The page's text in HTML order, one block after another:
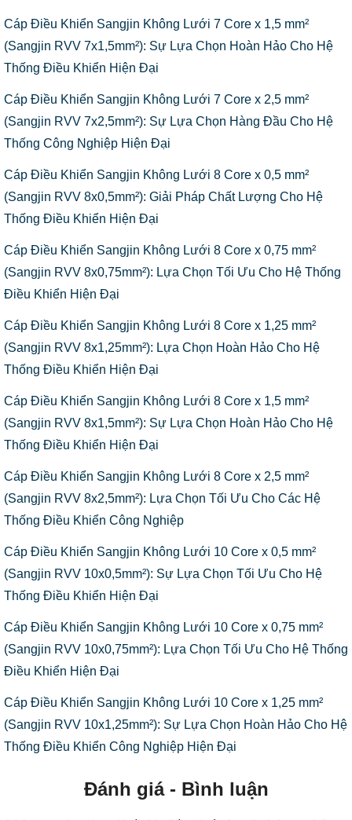
Cáp Điều Khiển Sangjin Không Lưới 7 Core x 1,5 mm²
(Sangjin RVV 7x1,5mm²): Sự Lựa Chọn Hoàn Hảo Cho Hệ
Thống Điều Khiển Hiện Đại
Cáp Điều Khiển Sangjin Không Lưới 7 Core x 2,5 mm²
(Sangjin RVV 7x2,5mm²): Sự Lựa Chọn Hàng Đầu Cho Hệ
Thống Công Nghiệp Hiện Đại
Cáp Điều Khiển Sangjin Không Lưới 8 Core x 0,5 mm²
(Sangjin RVV 8x0,5mm²): Giải Pháp Chất Lượng Cho Hệ
Thống Điều Khiển Hiện Đại
Cáp Điều Khiển Sangjin Không Lưới 8 Core x 0,75 mm²
(Sangjin RVV 8x0,75mm²): Lựa Chọn Tối Ưu Cho Hệ Thống
Điều Khiển Hiện Đại
Cáp Điều Khiển Sangjin Không Lưới 8 Core x 1,25 mm²
(Sangjin RVV 8x1,25mm²): Lựa Chọn Hoàn Hảo Cho Hệ
Thống Điều Khiển Hiện Đại
Cáp Điều Khiển Sangjin Không Lưới 8 Core x 1,5 mm²
(Sangjin RVV 8x1,5mm²): Sự Lựa Chọn Hoàn Hảo Cho Hệ
Thống Điều Khiển Hiện Đại
Cáp Điều Khiển Sangjin Không Lưới 8 Core x 2,5 mm²
(Sangjin RVV 8x2,5mm²): Lựa Chọn Tối Ưu Cho Các Hệ
Thống Điều Khiển Công Nghiệp
Cáp Điều Khiển Sangjin Không Lưới 10 Core x 0,5 mm²
(Sangjin RVV 10x0,5mm²): Sự Lựa Chọn Tối Ưu Cho Hệ
Thống Điều Khiển Hiện Đại
Cáp Điều Khiển Sangjin Không Lưới 10 Core x 0,75 mm²
(Sangjin RVV 10x0,75mm²): Lựa Chọn Tối Ưu Cho Hệ Thống
Điều Khiển Hiện Đại
Cáp Điều Khiển Sangjin Không Lưới 10 Core x 1,25 mm²
(Sangjin RVV 10x1,25mm²): Sự Lựa Chọn Hoàn Hảo Cho Hệ
Thống Điều Khiển Công Nghiệp Hiện Đại
Đánh giá - Bình luận